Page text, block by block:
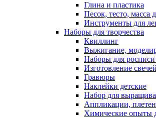
Глина и пластика
Песок, тесто, масса
Инструменты для
Наборы для творчества
Квиллинг
Выжигание,
Наборы для
Изготовление
Гравюры
Наклейки детские
Набор для
Аппликации,
Химические опыты